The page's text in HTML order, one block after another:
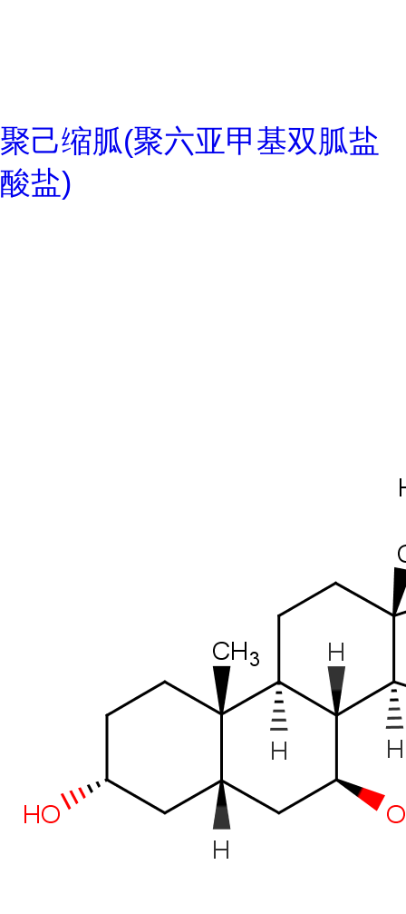
聚己缩胍(聚六亚甲基双胍盐
酸盐)